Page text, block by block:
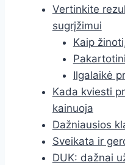
Vertinkite
sugrįžimui
Kaip
Ilgalaikė
Kada kviesti
kainuoja
Dažniausios
Sveikata ir
DUK: dažnai